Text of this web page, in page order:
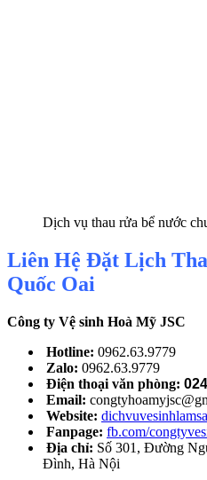
Dịch vụ thau rửa bể nước
Liên Hệ Đặt Lịch
Quốc Oai
Công ty Vệ sinh Hoà Mỹ JSC
Hotline: 0962.63.9779
Zalo: 0962.63.9779
Điện thoại văn phòng:
Email:
Website:
Fanpage: fb.com/
Địa chỉ: Số 301, Đường
Đình, Hà Nội